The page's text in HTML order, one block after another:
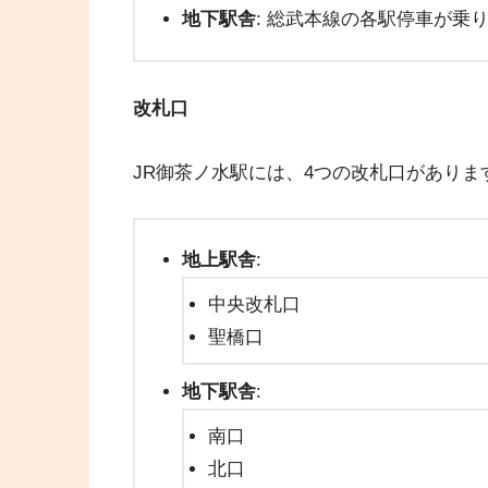
地下駅舎: 総武本線の各駅停車が乗
改札口
JR御茶ノ水駅には、4つの改札口がありま
地上駅舎:
中央改札口
聖橋口
地下駅舎:
南口
北口